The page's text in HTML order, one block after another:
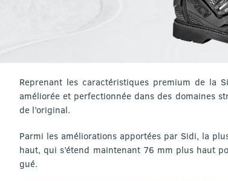
Reprenant les caractéristiques premium de la
améliorée et perfectionnée dans des domaines
de l’original.
Parmi les améliorations apportées par Sidi, la
haut, qui s’étend maintenant 76 mm plus haut
gué.